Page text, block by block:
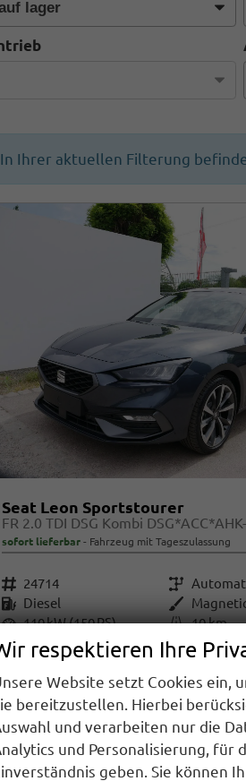
In Ihrer aktuellen Filterung
Seat Leon Sportstourer
sofort lieferbar Fahrzeug mit Tageszulassung
Fahrzeugnr. 24714 Getriebe
Kraftstoff Diesel Außenfarbe
Leistung110 kW (150 PS) Kilometerstand10 km
01.01.2026
34.090,– €
incl. 19% MwSt.
Verbrauch kombiniert:
4,90 l/100km
CO -Klasse: D
CO2-Emissionen:132,00 g/km
respektieren Ihre
Website setzt Cookies ein,
bereitzustellen. Hierbei
und verarbeiten nur die
und Personalisierung, für
geben. Sie können